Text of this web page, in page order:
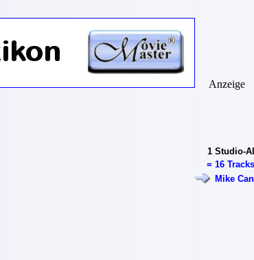
1 Studio-
= 16 Tracks
Mike
Anzeige